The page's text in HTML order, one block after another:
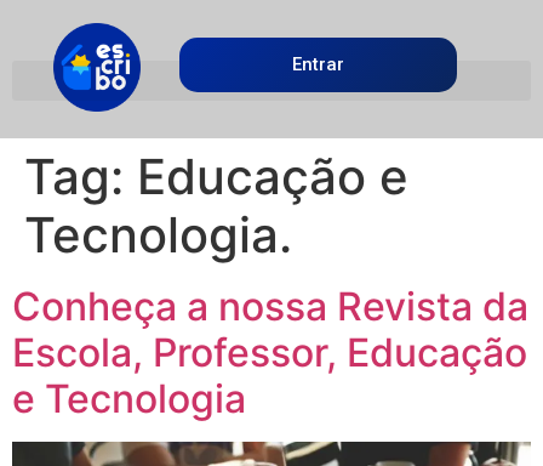
Entrar
Tag: Educação e
Tecnologia.
Conheça a nossa Revista da
Escola, Professor, Educação
e Tecnologia